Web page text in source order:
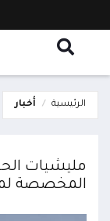
الرئيسية أخبار
مليشيات
المخصصة